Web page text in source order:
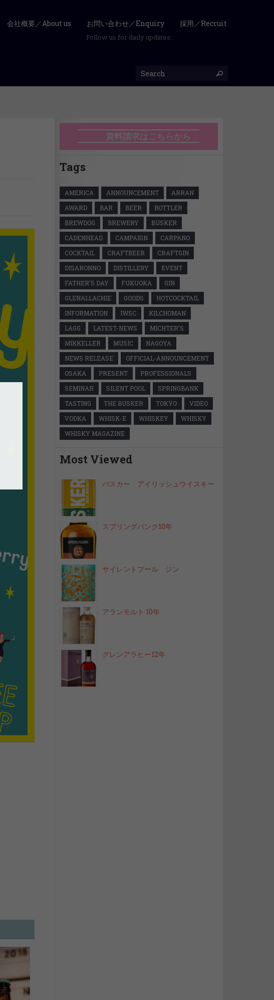
会社概要／About us お問い合わせ／Enquiry 採用／Recruit
Follow us for daily updates:
資料請求はこちらから
Tags
AMERICA ANNOUNCEMENT
ARRAN
AWARD
BAR BEER
BOTTLER
BREWDOG
BREWERY
BUSKER
CADENHEAD
CAMPAIGN
CARPANO
COCKTAIL
CRAFTBEER
CRAFTGIN
DISARONNO
DISTILLERY
EVENT
FATHER'S DAY
FUKUOKA
GIN
GLENALLACHIE
GOODS
HOTCOCKTAIL
INFORMATION
IWSC
KILCHOMAN
LAGG
LATEST-NEWS
MICHTER'S
MIKKELLER
MUSIC
NAGOYA
NEWS RELEASE
OFFICIAL-ANNOUNCEMENT
OSAKA
PRESENT
PROFESSIONALS
SEMINAR
SILENT POOL
SPRINGBANK
TASTING
THE BUSKER TOKYO
VIDEO
VODKA
WHISK-E WHISKEY
WHISKY
WHISKY MAGAZINE
Most Viewed
バスカー アイリッシュウイスキー
スプリングバンク10年
サイレントプール ジン
アランモルト 10年
グレンアラヒー12年